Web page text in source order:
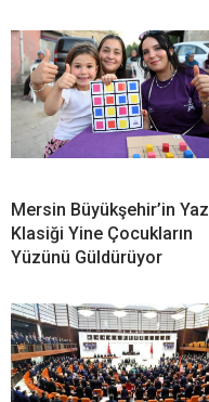
Mersin Büyükşehir’in Yaz
Klasiği Yine Çocukların
Yüzünü Güldürüyor